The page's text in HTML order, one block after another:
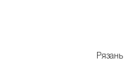
Рязань